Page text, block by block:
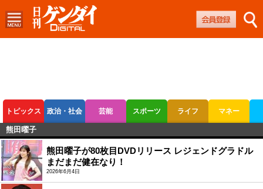
トピックス 政治・社会 芸能 スポーツ ライフ マネー
ボートレース
熊田曜子
熊田曜子が80枚目DVDリリース レジェンドグラドル
まだまだ健在なり！
2026年6月4日